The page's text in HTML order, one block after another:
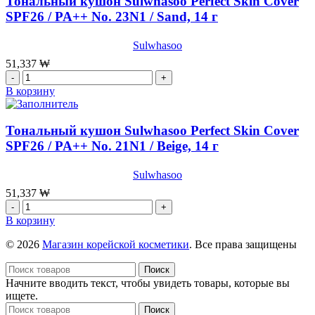
Essential
Base,40мл
Perfecting
Twin
23N1
/
Sand,
11гр
SPF26 / PA++ No. 23N1 / Sand, 14 г
Sulwhasoo
51,337 ₩
Количество
товара
Тональный
Sulwhasoo
Perfect
Skin
/
PA++
No.
23N1
/
Sand,
14
г
В корзину
Тональный кушон Sulwhasoo Perfect Skin Cover
SPF26 / PA++ No. 21N1 / Beige, 14 г
Sulwhasoo
51,337 ₩
Количество
товара
Тональный
кушон
Perfect
Skin
Cover
SPF26
В корзину
© 2026 Магазин корейской косметики. Все права защищены
Поиск
Начните вводить текст, чтобы увидеть товары, которые вы
ищете.
Поиск